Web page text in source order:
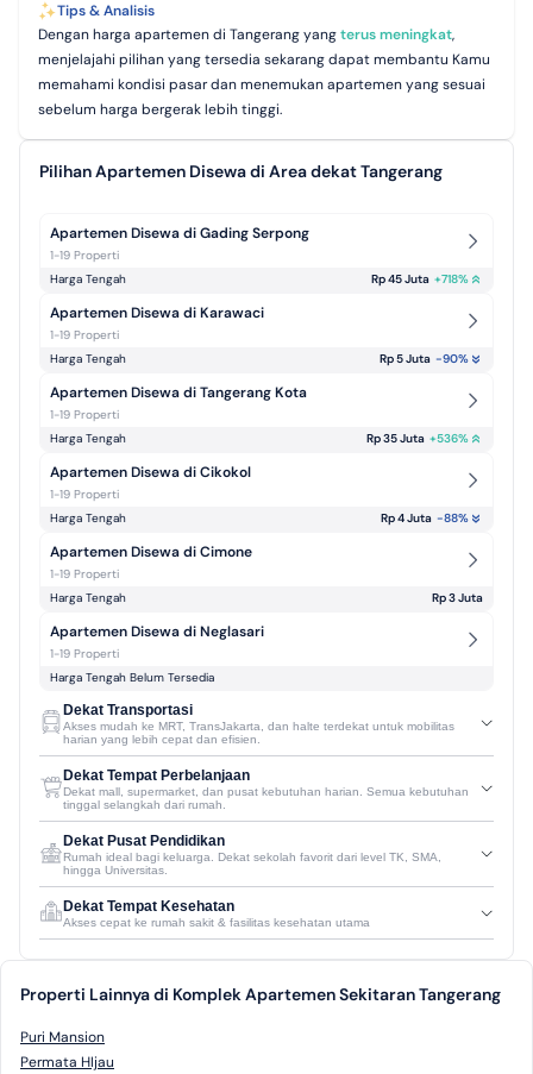
Tips & Analisis
Dengan harga apartemen di Tangerang yangterus meningkat,
menjelajahi pilihan yang tersedia sekarang dapat membantu Kamu
memahami kondisi pasar dan menemukan apartemen yang sesuai
sebelum harga bergerak lebih tinggi.
Pilihan Apartemen Disewa di Area dekat Tangerang
Apartemen Disewa di Gading Serpong
1-19 Properti
Harga Tengah
Rp 45 Juta +718%
Apartemen Disewa di Karawaci
1-19 Properti
Harga Tengah
Rp 5 Juta -90%
Apartemen Disewa di Tangerang Kota
1-19 Properti
Harga Tengah
Rp 35 Juta +536%
Apartemen Disewa di Cikokol
1-19 Properti
Harga Tengah
Rp 4 Juta -88%
Apartemen Disewa di Cimone
1-19 Properti
Harga Tengah
Rp 3 Juta
Apartemen Disewa di Neglasari
1-19 Properti
Harga Tengah Belum Tersedia
Dekat Transportasi
Akses mudah ke MRT, TransJakarta, dan halte terdekat untuk mobilitas
harian yang lebih cepat dan efisien.
Dekat Tempat Perbelanjaan
Dekat mall, supermarket, dan pusat kebutuhan harian. Semua kebutuhan
tinggal selangkah dari rumah.
Dekat Pusat Pendidikan
Rumah ideal bagi keluarga. Dekat sekolah favorit dari level TK, SMA,
hingga Universitas.
Dekat Tempat Kesehatan
Akses cepat ke rumah sakit & fasilitas kesehatan utama
Properti Lainnya di Komplek Apartemen Sekitaran Tangerang
Puri Mansion
Permata HIjau